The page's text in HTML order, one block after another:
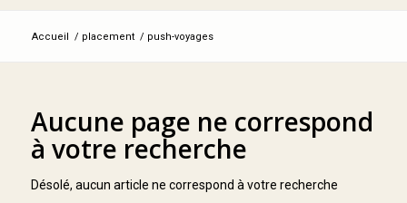
Accueil / placement / push-voyages
Aucune page ne correspond
à votre recherche
Désolé, aucun article ne correspond à votre recherche